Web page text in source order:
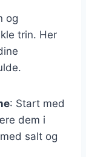
og
trin. Her
: Start med
dem i
salt og